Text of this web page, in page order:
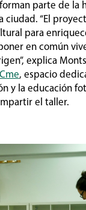
parte de la
ciudad. “El
para
en común
explica
, espacio
y la educación
el taller.